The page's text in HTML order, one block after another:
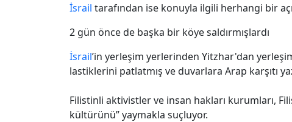
İsrail tarafından ise konuyla ilgili herhangi bir
2 gün önce de başka bir köye saldırmışlardı
İsrail’in yerleşim yerlerinden Yitzhar'dan
lastiklerini patlatmış ve duvarlara Arap karşıtı
Filistinli aktivistler ve insan hakları kurumları,
kültürünü” yaymakla suçluyor.